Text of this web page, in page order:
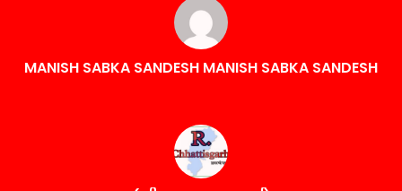
MANISH SABKA SANDESH MANISH SABKA SANDESH